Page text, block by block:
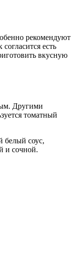
рекомендуют
есть
вкусную
Другими
томатный
белый соус,
и сочной.